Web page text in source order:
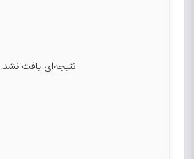
نتیجه‌ای یافت نشد.